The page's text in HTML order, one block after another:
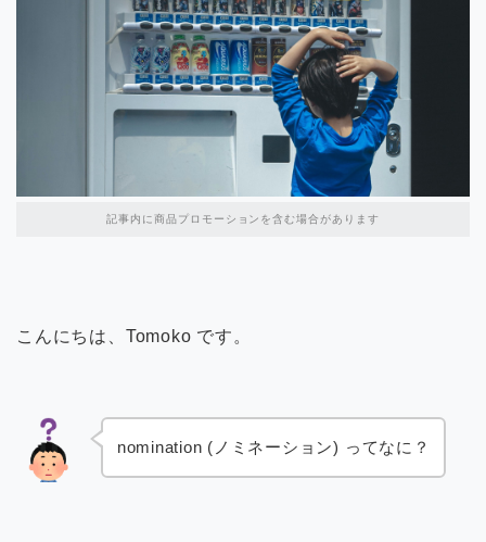
記事内に商品プロモーションを含む場合があります
こんにちは、Tomoko です。
nomination (ノミネーション) ってなに？